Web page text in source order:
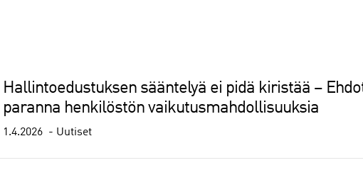
Hallintoedustuksen sääntelyä ei pidä kiristää –
paranna henkilöstön vaikutusmahdollisuuksia
1.4.2026 Uutiset